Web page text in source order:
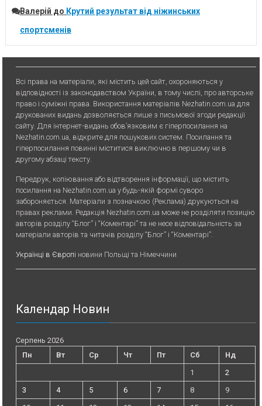
Валерій до Крутий результат від ніжинських
спортсменів
Всі права на матеріали, які містить цей сайт, охороняються у
відповідності із законодавством України, в тому числі, про авторське
право і суміжні права. Використання матерiалiв Nezhatin.com.ua для
друкованих видань дозволяється лише з письмової згоди редакції
сайту. Для iнтернет-видань обов’язковим є гiперпосилання на
Nezhatin.com.ua, відкрите для пошукових систем. Посилання та
гіперпосилання повинні міститися виключно в першому чи в
другому абзаці тексту.
Передрук, копiювання або вiдтворення iнформацiї, що мiстить
посилання на Nezhatin.com.ua у будь-якiй формi суворо
забороняється. Матеріали з позначкою (Реклама) друкуються на
правах реклами. Редакція Nezhatin.com.ua може не розділяти позицію
авторів розділу “Блог” і “Коментарі” та не несе відповідальність за
матеріали авторів та читачів розділу “Блог” і “Коментарі”.
Українці в Європі новини Польщі та Німеччини
Календар Новин
Серпень 2026
Пн
Вт Ср Чт Пт Сб
Нд
1
2
3
4 5 6 7 8
9